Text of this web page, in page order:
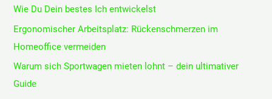
a
c
h
Wie Du Dein bestes Ich entwickelst
Ergonomischer Arbeitsplatz: Rückenschmerzen im
Homeoffice vermeiden
Warum sich Sportwagen mieten lohnt – dein ultimativer
Guide